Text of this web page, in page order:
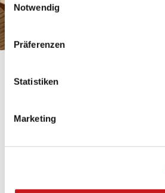
Datenschutzhinweisen
mehr
personenbezogene Daten
Impressum.
Notwendig
Präferenzen
Statistiken
Marketing
Glänzende Ideen mit